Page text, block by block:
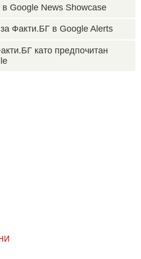
в Google News Showcase
Факти.БГ в Google Alerts
като предпочитан